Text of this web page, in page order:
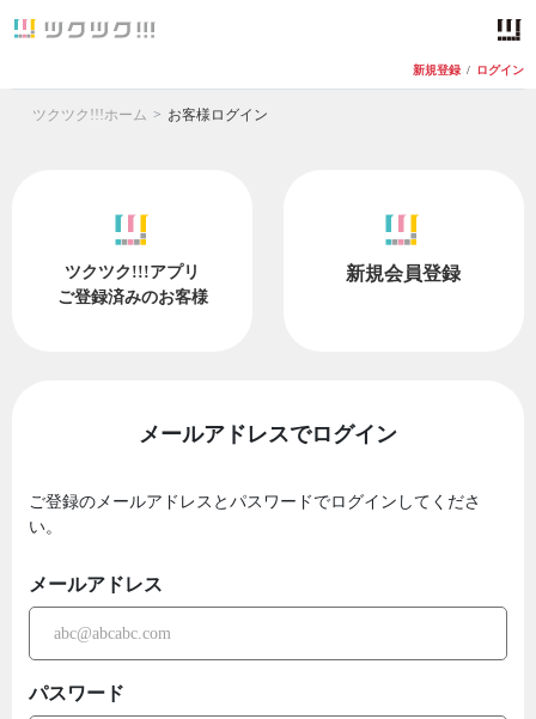
新規登録 / ログイン
ツクツク!!!ホーム お客様ログイン
ツクツク!!!アプリ
ご登録済みのお客様
新規会員登録
メールアドレスでログイン
ご登録のメールアドレスとパスワードでログインしてくださ
い。
メールアドレス
パスワード